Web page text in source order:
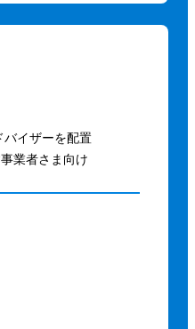
バイザーを配置
業者さま向け